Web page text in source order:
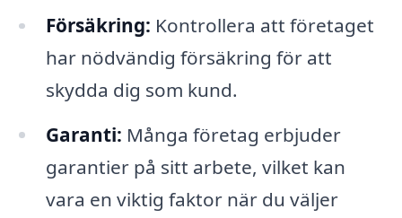
Försäkring: Kontrollera att företaget
har nödvändig försäkring för att
skydda dig som kund.
Garanti: Många företag erbjuder
garantier på sitt arbete, vilket kan
vara en viktig faktor när du väljer